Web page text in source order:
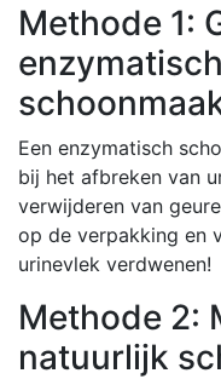
Methode 1:
enzymatisch
Een enzymatisch
bij het afbreken van
verwijderen van
op de verpakking en
urinevlek verdwenen!
Methode 2:
natuurlijk